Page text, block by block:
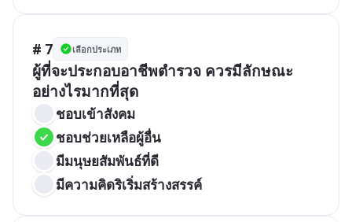
# 7 เลือกประเภท
ผู้ที่จะประกอบอาชีพตำรวจ ควรมีลักษณะ
อย่างไรมากที่สุด
ชอบเข้าสังคม
ชอบช่วยเหลือผู้อื่น
มีมนุษยสัมพันธ์ที่ดี
มีความคิดริเริ่มสร้างสรรค์